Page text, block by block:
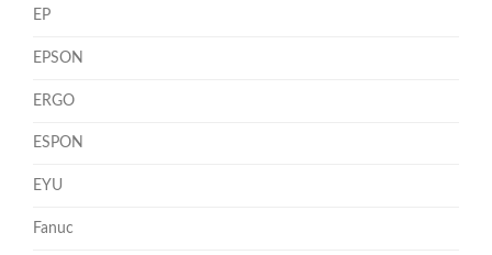
EP
EPSON
ERGO
ESPON
EYU
Fanuc